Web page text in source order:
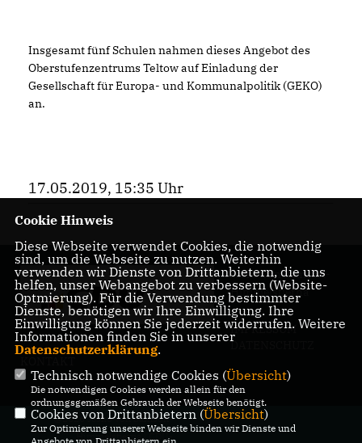
Insgesamt fünf Schulen nahmen dieses Angebot des
Oberstufenzentrums Teltow auf Einladung der
Gesellschaft für Europa- und Kommunalpolitik (GEKO)
an.
17.05.2019, 15:35 Uhr
Jesko von Samson-
Himmelstjerna
IMPRESSUM
DATENSCHUTZ
@2026 Jesko von Samson-
Himmelstjerna | CDU-
Cookie Hinweis
Diese Webseite verwendet Cookies, die notwendig
sind, um die Webseite zu nutzen. Weiterhin
verwenden wir Dienste von Drittanbietern, die uns
helfen, unser Webangebot zu verbessern (Website-
Optmierung). Für die Verwendung bestimmter
Dienste, benötigen wir Ihre Einwilligung. Ihre
Einwilligung können Sie jederzeit widerrufen. Weitere
Informationen finden Sie in unserer
Datenschutzerklärung.
Technisch notwendige Cookies (Übersicht)
Die notwendigen Cookies werden allein für den
ordnungsgemäßen Gebrauch der Webseite benötigt.
Cookies von Drittanbietern (Übersicht)
Zur Optimierung unserer Webseite binden wir Dienste und